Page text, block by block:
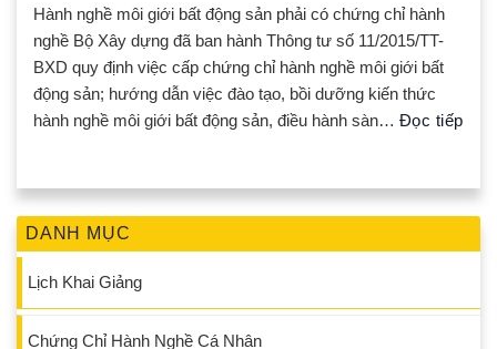
DANH MỤC
Lịch Khai Giảng
Chứng Chỉ Hành Nghề Cá Nhân
Hành nghề môi giới bất động sản phải có chứng chỉ hành
nghề Bộ Xây dựng đã ban hành Thông tư số 11/2015/TT-
BXD quy định việc cấp chứng chỉ hành nghề môi giới bất
động sản; hướng dẫn việc đào tạo, bồi dưỡng kiến thức
hành nghề môi giới bất động sản, điều hành sàn… Đọc tiếp